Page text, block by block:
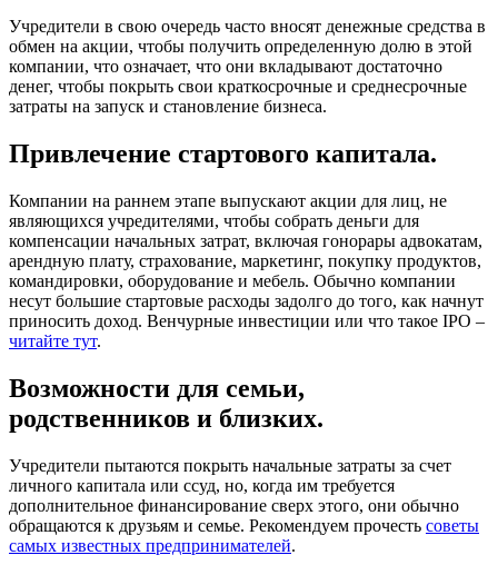
Учредители в свою очередь часто вносят денежные средства в
обмен на акции, чтобы получить определенную долю в этой
компании, что означает, что они вкладывают достаточно
денег, чтобы покрыть свои краткосрочные и среднесрочные
затраты на запуск и становление бизнеса.
Привлечение стартового капитала.
Компании на раннем этапе выпускают акции для лиц, не
являющихся учредителями, чтобы собрать деньги для
компенсации начальных затрат, включая гонорары адвокатам,
арендную плату, страхование, маркетинг, покупку продуктов,
командировки, оборудование и мебель. Обычно компании
несут большие стартовые расходы задолго до того, как начнут
приносить доход. Венчурные инвестиции или что такое IPO –
читайте тут.
Возможности для семьи,
родственников и близких.
Учредители пытаются покрыть начальные затраты за счет
личного капитала или ссуд, но, когда им требуется
дополнительное финансирование сверх этого, они обычно
обращаются к друзьям и семье. Рекомендуем прочесть советы
самых известных предпринимателей.